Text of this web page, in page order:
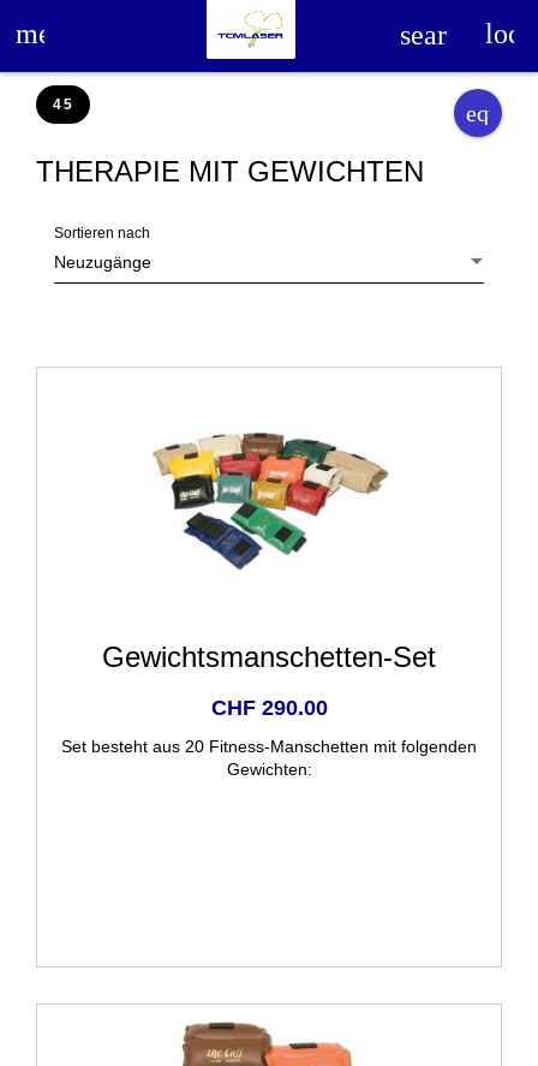
menu search
THERAPIE MIT GEWICHTEN
45
Sortieren nach
Gewichtsmanschetten-Set
CHF 290.00
Set besteht aus 20 Fitness-Manschetten mit folgenden
Gewichten: